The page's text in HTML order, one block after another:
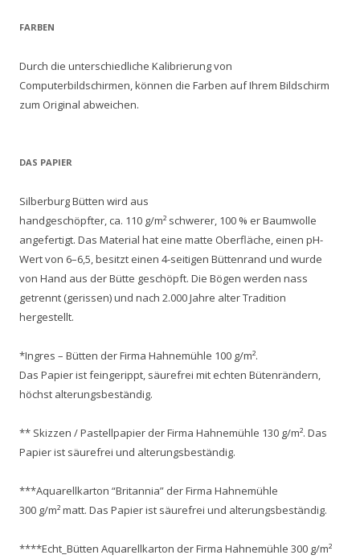
FARBEN
Durch die unterschiedliche Kalibrierung von
Computerbildschirmen, können die Farben auf Ihrem Bildschirm
zum Original abweichen.
DAS PAPIER
Silberburg Bütten wird aus
handgeschöpfter, ca. 110 g/m² schwerer, 100 % er Baumwolle
angefertigt. Das Material hat eine matte Oberfläche, einen pH-
Wert von 6–6,5, besitzt einen 4-seitigen Büttenrand und wurde
von Hand aus der Bütte geschöpft. Die Bögen werden nass
getrennt (gerissen) und nach 2.000 Jahre alter Tradition
hergestellt.
*Ingres – Bütten der Firma Hahnemühle 100 g/m².
Das Papier ist feingerippt, säurefrei mit echten Bütenrändern,
höchst alterungsbeständig.
** Skizzen / Pastellpapier der Firma Hahnemühle 130 g/m². Das
Papier ist säurefrei und alterungsbeständig.
***Aquarellkarton “Britannia” der Firma Hahnemühle
300 g/m² matt. Das Papier ist säurefrei und alterungsbeständig.
****Echt_Bütten Aquarellkarton der Firma Hahnemühle 300 g/m²